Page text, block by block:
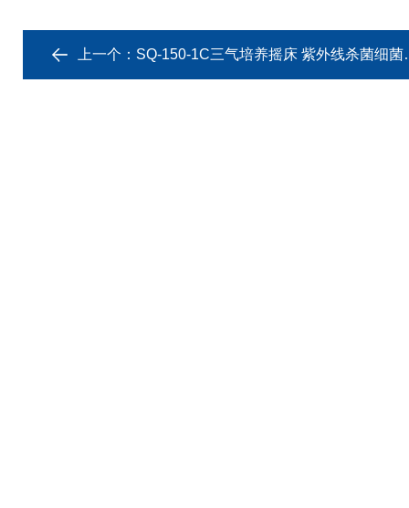
上一个： SQ-150-1C三气培养摇床 紫外线杀菌细菌培养